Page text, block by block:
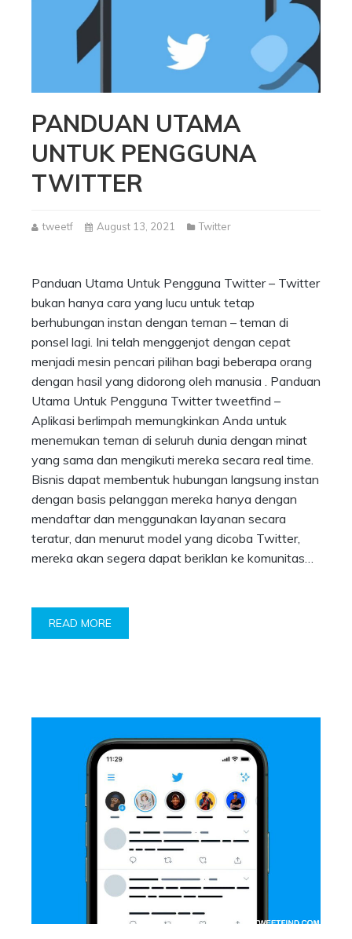
PANDUAN UTAMA
UNTUK PENGGUNA
TWITTER
tweetf August 13, 2021 Twitter
Panduan Utama Untuk Pengguna Twitter – Twitter
bukan hanya cara yang lucu untuk tetap
berhubungan instan dengan teman – teman di
ponsel lagi. Ini telah menggenjot dengan cepat
menjadi mesin pencari pilihan bagi beberapa orang
dengan hasil yang didorong oleh manusia . Panduan
Utama Untuk Pengguna Twitter tweetfind –
Aplikasi berlimpah memungkinkan Anda untuk
menemukan teman di seluruh dunia dengan minat
yang sama dan mengikuti mereka secara real time.
Bisnis dapat membentuk hubungan langsung instan
dengan basis pelanggan mereka hanya dengan
mendaftar dan menggunakan layanan secara
teratur, dan menurut model yang dicoba Twitter,
mereka akan segera dapat beriklan ke komunitas…
READ MORE